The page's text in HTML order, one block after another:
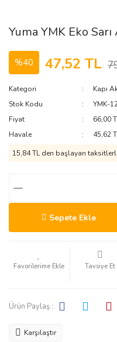
Yuma YMK Eko
%40 47,52 TL
Kategori Kapı
Stok Kodu
YMK-
Fiyat
66,00
Havale
45,62
15,84 TL den başlayan
Sepete Ekle
Tavsiye Et
Ürün Paylaş :
Karşılaştır